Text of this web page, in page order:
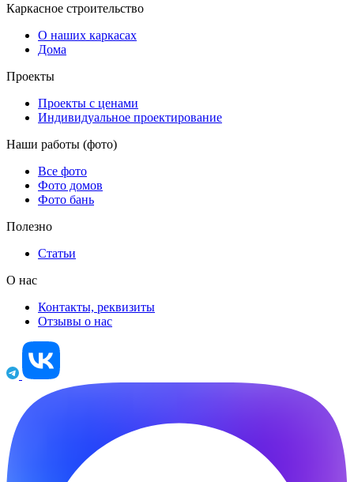
Каркасное строительство
О наших каркасах
Дома
Проекты
Проекты с ценами
Индивидуальное проектирование
Наши работы (фото)
Все фото
Фото домов
Фото бань
Полезно
Статьи
О нас
Контакты, реквизиты
Отзывы о нас